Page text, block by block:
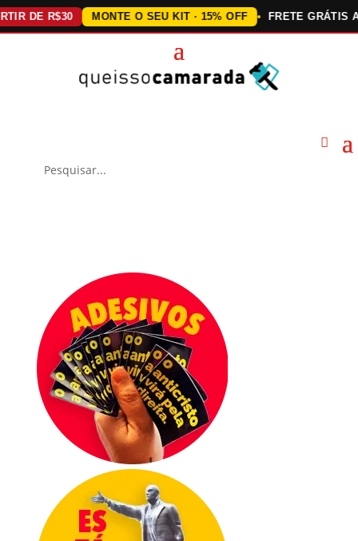
R$30 MONTE O SEU KIT · 15% OFF FRETE GRÁTIS